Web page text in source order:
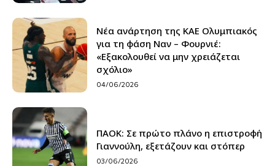
Νέα ανάρτηση της ΚΑΕ Ολυμπιακός
για τη φάση Ναν – Φουρνιέ:
«Εξακολουθεί να μην χρειάζεται
σχόλιο»
04/06/2026
ΠΑΟΚ: Σε πρώτο πλάνο η επιστροφή
Γιαννούλη, εξετάζουν και στόπερ
03/06/2026